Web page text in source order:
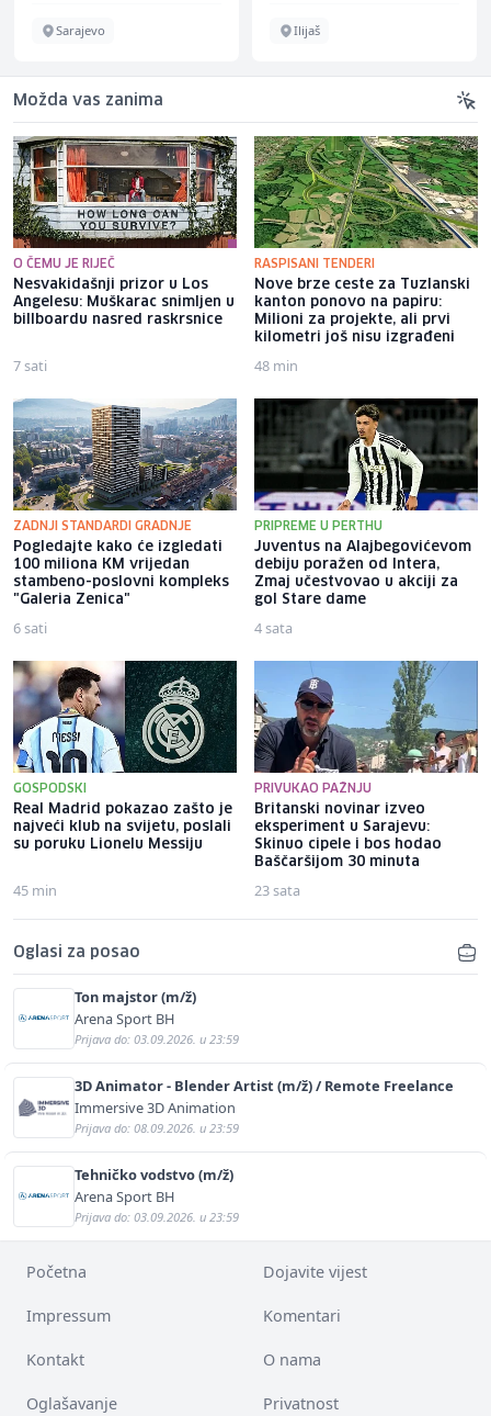
Sarajevo Ilijaš
Možda vas zanima
O ČEMU JE RIJEČ
Nesvakidašnji prizor u Los
Angelesu: Muškarac snimljen u
billboardu nasred raskrsnice
7 sati
RASPISANI TENDERI
Nove brze ceste za Tuzlanski
kanton ponovo na papiru:
Milioni za projekte, ali prvi
kilometri još nisu izgrađeni
48 min
ZADNJI STANDARDI GRADNJE
Pogledajte kako će izgledati
100 miliona KM vrijedan
stambeno-poslovni kompleks
"Galeria Zenica"
6 sati
PRIPREME U PERTHU
Juventus na Alajbegovićevom
debiju poražen od Intera,
Zmaj učestvovao u akciji za
gol Stare dame
4 sata
GOSPODSKI
Real Madrid pokazao zašto je
najveći klub na svijetu, poslali
su poruku Lionelu Messiju
45 min
PRIVUKAO PAŽNJU
Britanski novinar izveo
eksperiment u Sarajevu:
Skinuo cipele i bos hodao
Baščaršijom 30 minuta
23 sata
Oglasi za posao
Ton majstor (m/ž)
Arena Sport BH
Prijava do: 03.09.2026. u 23:59
3D Animator - Blender Artist (m/ž) / Remote Freelance
Immersive 3D Animation
Prijava do: 08.09.2026. u 23:59
Tehničko vodstvo (m/ž)
Arena Sport BH
Prijava do: 03.09.2026. u 23:59
Početna Dojavite vijest
Impressum Komentari
Kontakt O nama
Oglašavanje Privatnost